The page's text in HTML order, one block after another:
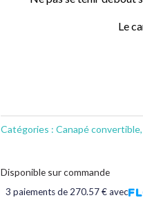
Le
Catégories : Canapé convertible,
Disponible sur commande
3 paiements de 270.57 € avec